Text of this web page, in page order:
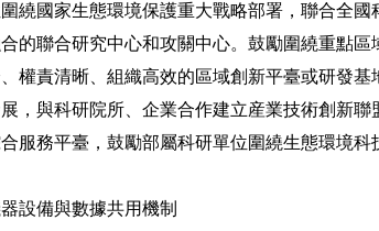
國家生態環境保護重大戰略部署，聯合全國
的聯合研究中心和攻關中心。鼓勵圍繞重點
權責清晰、組織高效的區域創新平臺或研發
，與科研院所、企業合作建立産業技術創新
服務平臺，鼓勵部屬科研單位圍繞生態環境
備與數據共用機制